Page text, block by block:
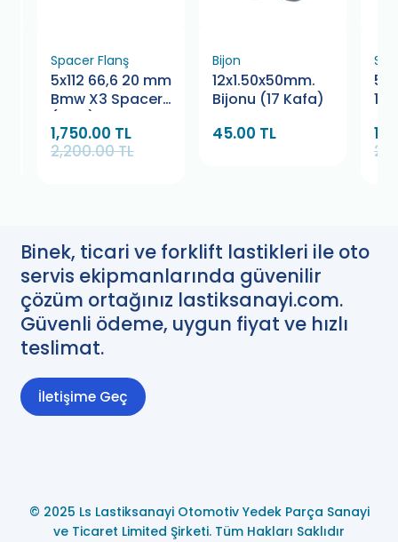
Spacer Flanş
5x112 66,6 20 mm
Bmw X3 Spacer
(Çifti)
1,750.00 TL
2,200.00 TL
Bijon
12x1.50x50mm.
Bijonu (17 Kafa)
45.00 TL
15
Binek, ticari ve forklift lastikleri ile oto
servis ekipmanlarında güvenilir
çözüm ortağınız lastiksanayi.com.
Güvenli ödeme, uygun fiyat ve hızlı
teslimat.
İletişime Geç
© 2025 Ls Lastiksanayi Otomotiv Yedek Parça Sanayi
ve Ticaret Limited Şirketi. Tüm Hakları Saklıdır